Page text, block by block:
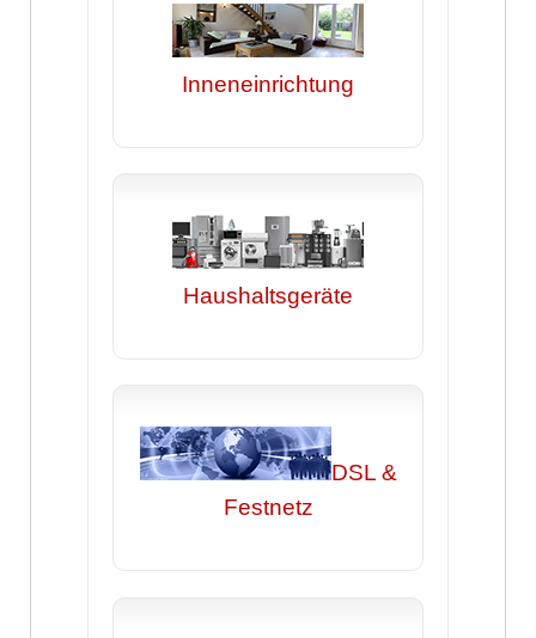
Inneneinrichtung
Haushaltsgeräte
DSL &
Festnetz